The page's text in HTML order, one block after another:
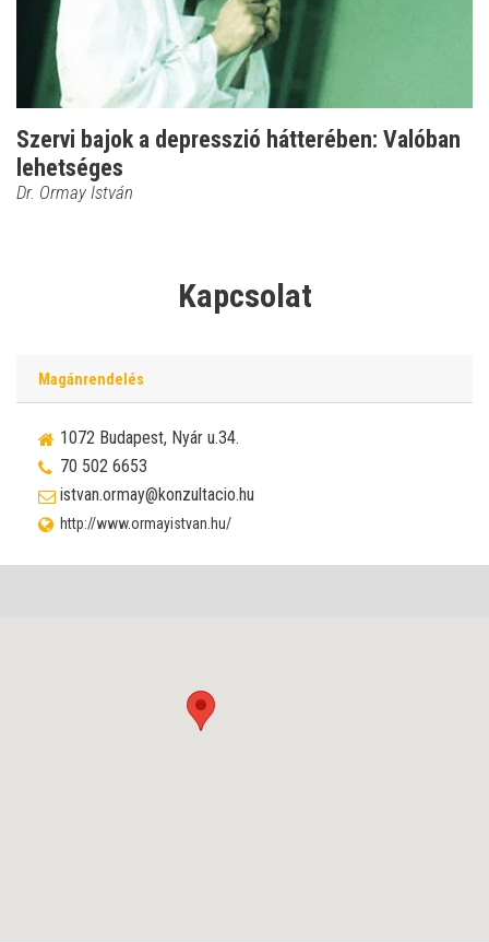
Szervi bajok a depresszió hátterében: Valóban
lehetséges
Dr. Ormay István
Kapcsolat
Magánrendelés
1072 Budapest, Nyár u.34.
70 502 6653
istvan.ormay@konzultacio.hu
http://www.ormayistvan.hu/